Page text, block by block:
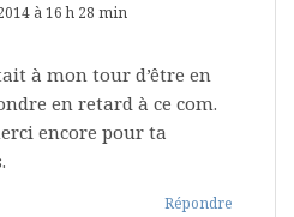
à 16 h 28 min
à mon tour d’être en
en retard à ce com.
encore pour ta
Répondre